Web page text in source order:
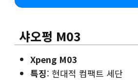
샤오펑 M03
Xpeng M03
특징: 현대적 컴팩트 세단